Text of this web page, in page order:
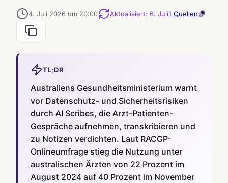
4. Juli 2026 um 20:00 Aktualisiert: 6. Juli1 Quellen
TL;DR
Australiens Gesundheitsministerium warnt
vor Datenschutz- und Sicherheitsrisiken
durch AI Scribes, die Arzt-Patienten-
Gespräche aufnehmen, transkribieren und
zu Notizen verdichten. Laut RACGP-
Onlineumfrage stieg die Nutzung unter
australischen Ärzten von 22 Prozent im
August 2024 auf 40 Prozent im November